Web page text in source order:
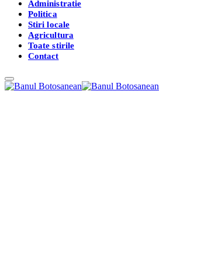
Administratie
Politica
Stiri locale
Agricultura
Toate stirile
Contact